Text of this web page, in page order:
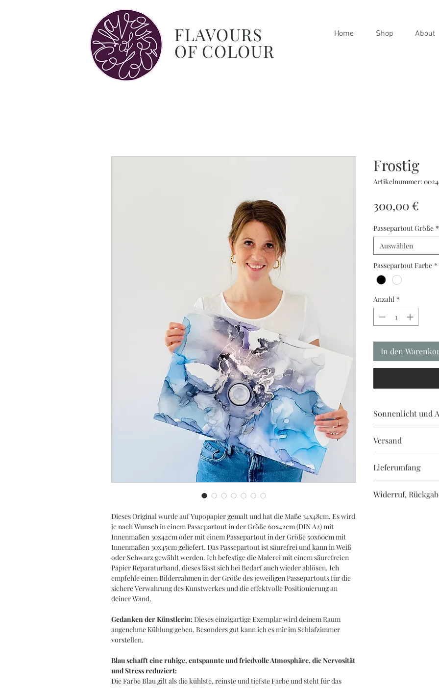
Home Shop About
FLAVOURS
OF COLOUR
Dieses Original wurde auf Yupopapier gemalt und hat die Maße 34x48cm. Es wird
je nach Wunsch in einem Passepartout in der Größe 60x42cm (DIN A2) mit
Innenmaßen 30x42cm oder mit einem Passepartout in der Größe 50x60cm mit
Innenmaßen 30x45cm geliefert. Das Passepartout ist säurefrei und kann in Weiß
oder Schwarz gewählt werden. Ich befestige die Malerei mit einem säurefreien
Papier Reparaturband, dieses lässt sich bei Bedarf auch wieder ablösen. Ich
empfehle einen Bilderrahmen in der Größe des jeweiligen Passepartouts für die
sichere Verwahrung des Kunstwerkes und die effektvolle Positionierung an
deiner Wand.
Gedanken der Künstlerin:Dieses einzigartige Exemplar wird deinem Raum
angenehme Kühlung geben. Besonders gut kann ich es mir im Schlafzimmer
vorstellen.
Blau schafft eine ruhige, entspannte und friedvolle Atmosphäre, die Nervosität
und Stress reduziert:
Die Farbe Blau gilt als die kühlste, reinste und tiefste Farbe und steht für das
Frostig
Artikelnummer: 0024
300,00 €
Passepartout Größe *
Auswählen
Passepartout Farbe *
Anzahl *
In den
Sonnenlicht und
Werke sind
dennoch rate ich
Sonnenlicht
Versand
Normalerweise
Versanddauer
Lieferumfang
nach Wahl. Die
Widerruf,